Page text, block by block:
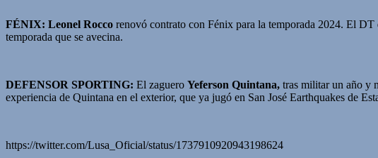
FÉNIX: Leonel Rocco renovó contrato con Fénix para la temporada 2024. El
temporada que se avecina.
DEFENSOR SPORTING: El zaguero Yeferson Quintana, tras militar un año y
experiencia de Quintana en el exterior, que ya jugó en San José Earthquakes de
https://twitter.com/Lusa_Oficial/status/1737910920943198624